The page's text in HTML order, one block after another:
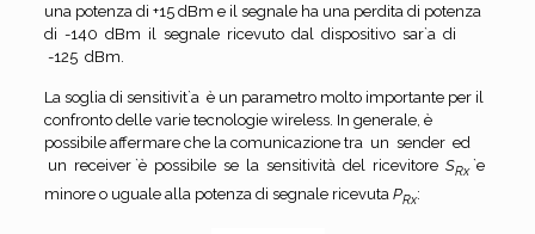
una potenza di +15 dBm e il segnale ha una perdita di potenza
di -140 dBm il segnale ricevuto dal dispositivo sar`a di
-125 dBm.
La soglia di sensitivit`a è un parametro molto importante per il
confronto delle varie tecnologie wireless. In generale, è
possibile affermare che la comunicazione tra un sender ed
un receiver `è possibile se la sensitività del ricevitore SRx `e
minore o uguale alla potenza di segnale ricevuta PRx: